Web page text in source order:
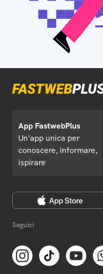
App FastwebPlus
Un'app unica per
conoscere, informare,
ispirare
Seguici